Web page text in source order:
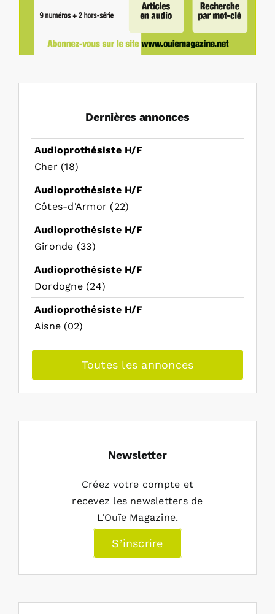
Dernières annonces
Audioprothésiste H/F
Cher (18)
Audioprothésiste H/F
Côtes-d'Armor (22)
Audioprothésiste H/F
Gironde (33)
Audioprothésiste H/F
Dordogne (24)
Audioprothésiste H/F
Aisne (02)
Toutes les annonces
Newsletter
Créez votre compte et
recevez les newsletters de
L’Ouïe Magazine.
S’inscrire